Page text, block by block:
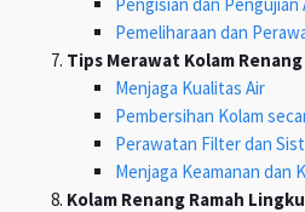
Pemeliharaan dan
Tips Merawat Kolam Renang
Menjaga Kualitas Air
Pembersihan Kolam
Perawatan Filter dan
Menjaga Keamanan dan
Kolam Renang Ramah